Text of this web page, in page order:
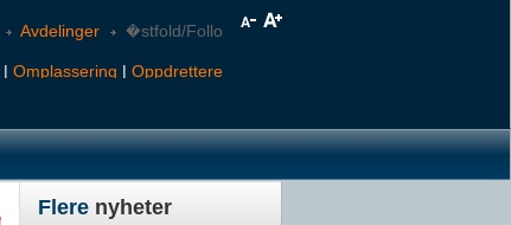
Avdelinger �stfold/Follo
| Omplassering | Oppdrettere
Flere nyheter